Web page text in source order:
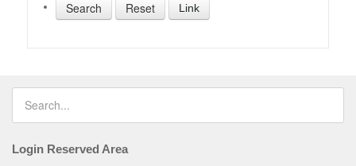
Link
Login Reserved Area